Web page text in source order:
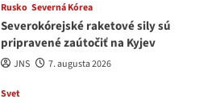
Rusko Severná Kórea
Severokórejské raketové sily sú
pripravené zaútočiť na Kyjev
JNS 7. augusta 2026
Svet